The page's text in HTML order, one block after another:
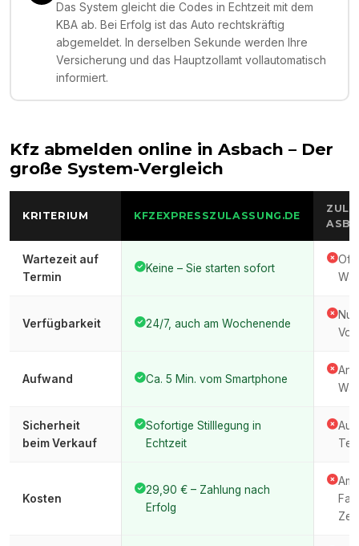
Das System gleicht die Codes in Echtzeit mit dem
KBA ab. Bei Erfolg ist das Auto rechtskräftig
abgemeldet. In derselben Sekunde werden Ihre
Versicherung und das Hauptzollamt vollautomatisch
informiert.
Kfz abmelden online in Asbach – Der
große System-Vergleich
KRITERIUM KFZEXPRESSZULASSUNG.DE
Wartezeit auf
Termin
Keine – Sie starten sofort
Oft
Verfügbarkeit 24/7, auch am Wochenende
Aufwand Ca. 5 Min. vom Smartphone
Sicherheit
beim Verkauf
Sofortige Stilllegung in
Echtzeit
Kosten
29,90 € – Zahlung nach
Erfolg